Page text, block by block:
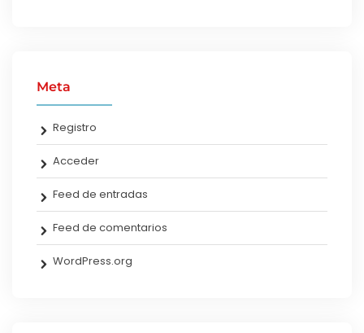
Meta
Registro
Acceder
Feed de entradas
Feed de comentarios
WordPress.org